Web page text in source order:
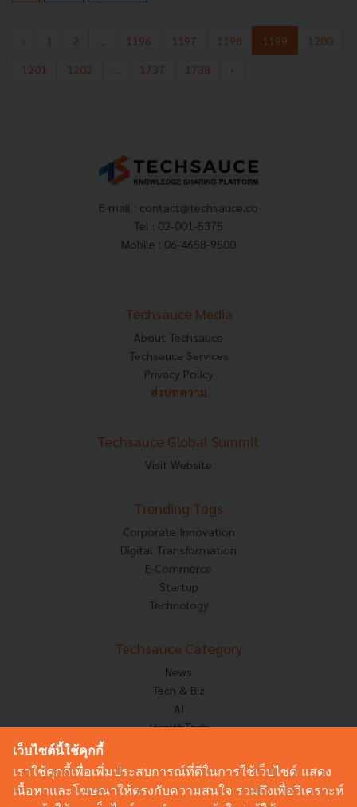
‹ 1 2 1196 1197 1198 1199
1200
1201
1202 1737 1738 ›
E-mail : contact@techsauce.co
Tel : 02-001-5375
Mobile : 06-4658-9500
Techsauce Media
About Techsauce
Techsauce Services
Privacy Policy
ส่งบทความ
Techsauce Global Summit
Visit Website
Trending Tags
Corporate Innovation
Digital Transformation
E-Commerce
Startup
Technology
Techsauce Category
News
Tech & Biz
AI
HealthTech
Corp Innov
Saucy Thoughts
Based On
เว็บไซต์นี้ใช้คุกกี้
เราใช้คุกกี้เพื่อเพิ่มประสบการณ์ที่ดีในการใช้เว็บไซต์ แสดง
เนื้อหาและโฆษณาให้ตรงกับความสนใจ รวมถึงเพื่อวิเคราะห์